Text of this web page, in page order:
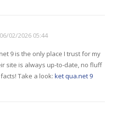
06/02/2026 05:44
9 is the only place I trust for my
site is always up-to-date, no fluff
Take a look: ket qua.net 9